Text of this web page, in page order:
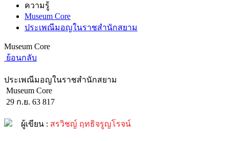
ความรู้
Museum Core
ประเพณีมอญในราชสำนักสยาม
Museum Core
ย้อนกลับ
ประเพณีมอญในราชสำนักสยาม
Museum Core
29 ก.ย. 63 817